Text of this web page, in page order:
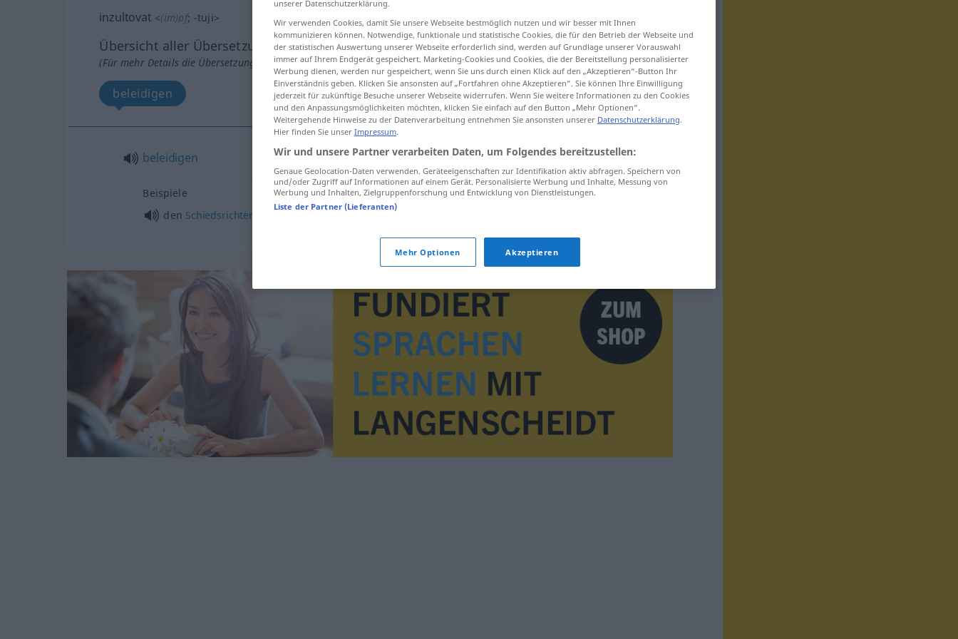
inzultovat <(im)pf; -tuji>
Übersicht aller Übersetzungen
(Für mehr Details die Übersetzung anklicken/antippen)
beleidigen
beleidigen inzultovat
Beispiele
den Schiedsrichter
unserer Datenschutzerklärung.
Wir verwenden Cookies, damit Sie unsere Webseite bestmöglich nutzen und wir besser mit Ihnen
kommunizieren können. Notwendige, funktionale und statistische Cookies, die für den Betrieb der Webseite und
der statistischen Auswertung unserer Webseite erforderlich sind, werden auf Grundlage unserer Vorauswahl
immer auf Ihrem Endgerät gespeichert. Marketing-Cookies und Cookies, die der Bereitstellung personalisierter
Werbung dienen, werden nur gespeichert, wenn Sie uns durch einen Klick auf den „Akzeptieren“-Button Ihr
Einverständnis geben. Klicken Sie ansonsten auf „Fortfahren ohne Akzeptieren“. Sie können Ihre Einwilligung
jederzeit für zukünftige Besuche unserer Webseite widerrufen. Wenn Sie weitere Informationen zu den Cookies
und den Anpassungsmöglichkeiten möchten, klicken Sie einfach auf den Button „Mehr Optionen“.
Weitergehende Hinweise zu der Datenverarbeitung entnehmen Sie ansonsten unserer Datenschutzerklärung.
Hier finden Sie unser Impressum.
Wir und unsere Partner verarbeiten Daten, um Folgendes bereitzustellen:
Genaue Geolocation-Daten verwenden. Geräteeigenschaften zur Identifikation aktiv abfragen. Speichern von
und/oder Zugriff auf Informationen auf einem Gerät. Personalisierte Werbung und Inhalte, Messung von
Werbung und Inhalten, Zielgruppenforschung und Entwicklung von Dienstleistungen.
Liste der Partner (Lieferanten)
Mehr Optionen Akzeptieren